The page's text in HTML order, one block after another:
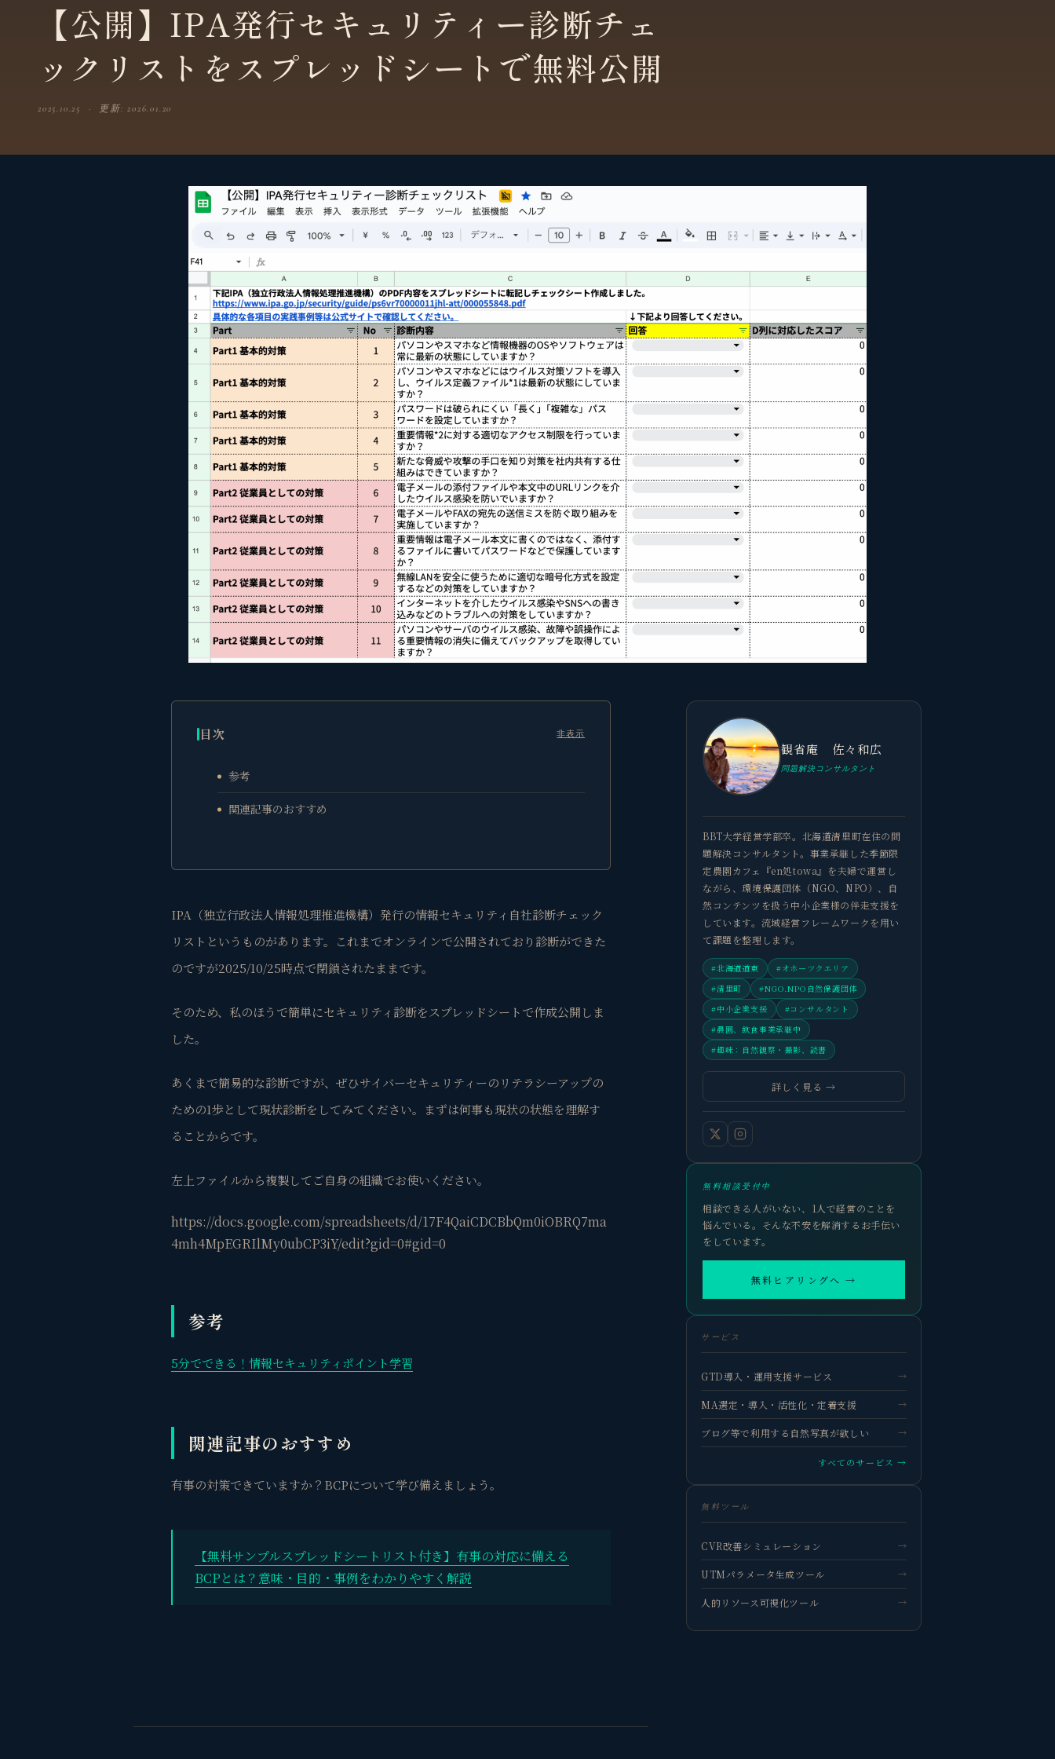
【公開】IPA発行セキュリティー診断チェ
ックリストをスプレッドシートで無料公開
2025.10.25 · 更新: 2026.01.20
目次 非表示
参考
関連記事のおすすめ
IPA（独立行政法人情報処理推進機構）発行の情報セキュリティ自社診断チェック
リストというものがあります。これまでオンラインで公開されており診断ができた
のですが2025/10/25時点で閉鎖されたままです。
そのため、私のほうで簡単にセキュリティ診断をスプレッドシートで作成公開しま
した。
あくまで簡易的な診断ですが、ぜひサイバーセキュリティーのリテラシーアップの
ための1歩として現状診断をしてみてください。まずは何事も現状の状態を理解す
ることからです。
左上ファイルから複製してご自身の組織でお使いください。
https://docs.google.com/spreadsheets/d/17F4QaiCDCBbQm0iOBRQ7ma
4mh4MpEGRIlMy0ubCP3iY/edit?gid=0#gid=0
参考
5分でできる！情報セキュリティポイント学習
関連記事のおすすめ
有事の対策できていますか？BCPについて学び備えましょう。
【無料サンプルスプレッドシートリスト付き】有事の対応に備える
BCPとは？意味・目的・事例をわかりやすく解説
観省庵 佐々和広
問題解決コンサルタント
BBT大学経営学部卒。北海道清里町在住の問
題解決コンサルタント。事業承継した季節限
定農園カフェ『en処towa』を夫婦で運営し
ながら、環境保護団体（NGO、NPO）、自
然コンテンツを扱う中小企業様の伴走支援を
しています。流域経営フレームワークを用い
て課題を整理します。
#北海道道東
#オホーツクエリア
#清里町
#NGO.NPO自然保護団体
#中小企業支援
#コンサルタント
#農園、飲食事業承継中
#趣味：自然観察・撮影、読書
詳しく見る →
無料相談受付中
相談できる人がいない、1人で経営のことを
悩んでいる。そんな不安を解消するお手伝い
をしています。
無料ヒアリングへ →
サービス
GTD導入・運用支援サービス →
MA選定・導入・活性化・定着支援 →
ブログ等で利用する自然写真が欲しい →
すべてのサービス →
無料ツール
CVR改善シミュレーション →
UTMパラメータ生成ツール →
人的リソース可視化ツール →
観
個人事業主・経営者・マーケターの方へ。
売上・集客・ブランドの悩みをお聞きします。